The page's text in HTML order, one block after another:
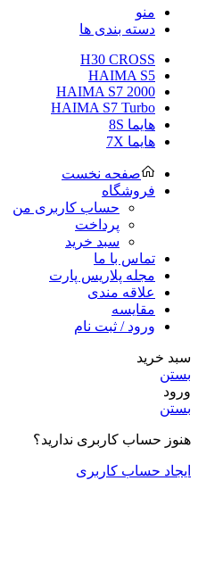
منو
دسته بندی ها
H30 CROSS
HAIMA S5
HAIMA S7 2000
HAIMA S7 Turbo
هایما 8S
هایما 7X
صفحه نخست
فروشگاه
حساب کاربری من
پرداخت
سبد خرید
تماس با ما
مجله پلاریس پارت
علاقه مندی
مقایسه
ورود / ثبت نام
سبد خرید
بستن
ورود
بستن
هنوز حساب کاربری ندارید؟
ایجاد حساب کاربری